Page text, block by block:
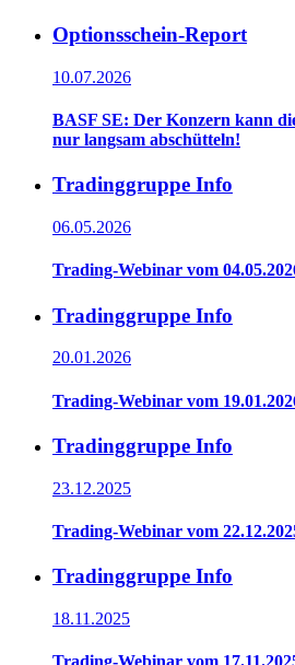
Optionsschein-Report
10.07.2026
BASF SE: Der Konzern kann
nur langsam abschütteln!
Tradinggruppe Info
06.05.2026
Trading-Webinar vom
Tradinggruppe Info
20.01.2026
Trading-Webinar vom
Tradinggruppe Info
23.12.2025
Trading-Webinar vom
Tradinggruppe Info
18.11.2025